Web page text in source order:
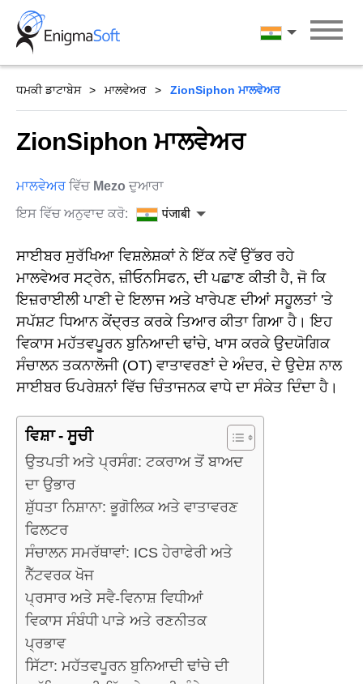
Skip
content
पंजाबी
ਧਮਕੀ ਡਾਟਾਬੇਸ ਮਾਲਵੇਅਰ ZionSiphon ਮਾਲਵੇਅਰ
ZionSiphon ਮਾਲਵੇਅਰ
ਮਾਲਵੇਅਰ ਵਿੱਚ Mezo ਦੁਆਰਾ
ਇਸ ਵਿੱਚ ਅਨੁਵਾਦ ਕਰੋ:
पंजाबी
ਸਾਈਬਰ ਸੁਰੱਖਿਆ ਵਿਸ਼ਲੇਸ਼ਕਾਂ ਨੇ ਇੱਕ ਨਵੇਂ ਉੱਭਰ ਰਹੇ
ਮਾਲਵੇਅਰ ਸਟ੍ਰੇਨ, ਜ਼ੀਓਨਸਿਫਨ, ਦੀ ਪਛਾਣ ਕੀਤੀ ਹੈ, ਜੋ ਕਿ
ਇਜ਼ਰਾਈਲੀ ਪਾਣੀ ਦੇ ਇਲਾਜ ਅਤੇ ਖਾਰੇਪਣ ਦੀਆਂ ਸਹੂਲਤਾਂ 'ਤੇ
ਸਪੱਸ਼ਟ ਧਿਆਨ ਕੇਂਦ੍ਰਤ ਕਰਕੇ ਤਿਆਰ ਕੀਤਾ ਗਿਆ ਹੈ। ਇਹ
ਵਿਕਾਸ ਮਹੱਤਵਪੂਰਨ ਬੁਨਿਆਦੀ ਢਾਂਚੇ, ਖਾਸ ਕਰਕੇ ਉਦਯੋਗਿਕ
ਸੰਚਾਲਨ ਤਕਨਾਲੋਜੀ (OT) ਵਾਤਾਵਰਣਾਂ ਦੇ ਅੰਦਰ, ਦੇ ਉਦੇਸ਼ ਨਾਲ
ਸਾਈਬਰ ਓਪਰੇਸ਼ਨਾਂ ਵਿੱਚ ਚਿੰਤਾਜਨਕ ਵਾਧੇ ਦਾ ਸੰਕੇਤ ਦਿੰਦਾ ਹੈ।
ਵਿਸ਼ਾ - ਸੂਚੀ
ਉਤਪਤੀ ਅਤੇ ਪ੍ਰਸੰਗ: ਟਕਰਾਅ ਤੋਂ ਬਾਅਦ
ਦਾ ਉਭਾਰ
ਸ਼ੁੱਧਤਾ ਨਿਸ਼ਾਨਾ: ਭੂਗੋਲਿਕ ਅਤੇ ਵਾਤਾਵਰਣ
ਫਿਲਟਰ
ਸੰਚਾਲਨ ਸਮਰੱਥਾਵਾਂ: ICS ਹੇਰਾਫੇਰੀ ਅਤੇ
ਨੈੱਟਵਰਕ ਖੋਜ
ਪ੍ਰਸਾਰ ਅਤੇ ਸਵੈ-ਵਿਨਾਸ਼ ਵਿਧੀਆਂ
ਵਿਕਾਸ ਸੰਬੰਧੀ ਪਾੜੇ ਅਤੇ ਰਣਨੀਤਕ
ਪ੍ਰਭਾਵ
ਸਿੱਟਾ: ਮਹੱਤਵਪੂਰਨ ਬੁਨਿਆਦੀ ਢਾਂਚੇ ਦੀ